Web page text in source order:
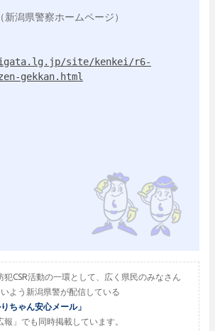
潟県警察ホームページ）
site/kenkei/r6-
gekkan.html
CSR活動の一環として、広く県民のみなさん
よう新潟県警が配信している
ちゃん安心メール」
」でも同時掲載しています。